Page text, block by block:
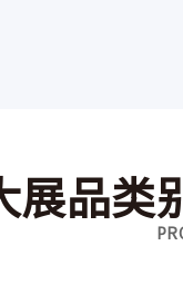
展品类